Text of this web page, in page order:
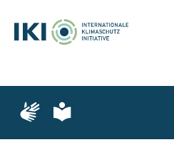
Hauptinhalt
springen
Suche
springen
Hauptnavigation
springen
Zur
Seite
Gebärdensprache
Zur
Seite
leichte